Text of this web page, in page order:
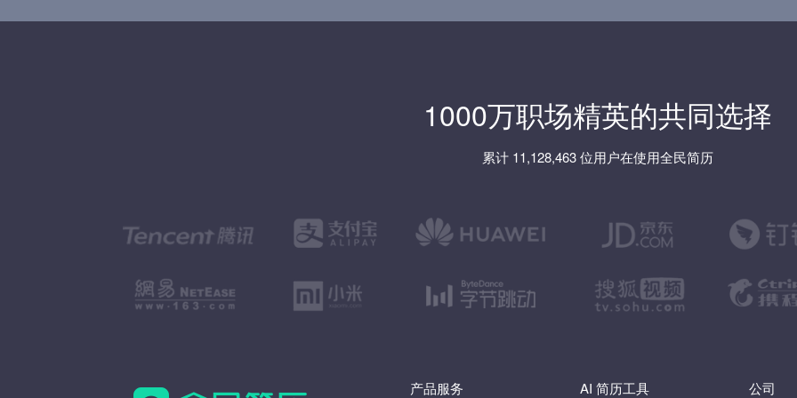
1000万职场精英的共同选择
累计 11,128,463 位用户在使用全民简历
产品服务 AI 简历工具 公司